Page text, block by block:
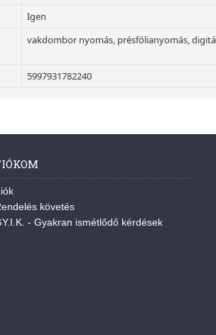
Igen
vakdombor nyomás, présfólianyomás,
5997931782240
követés
- Gyakran ismétlődő kérdések